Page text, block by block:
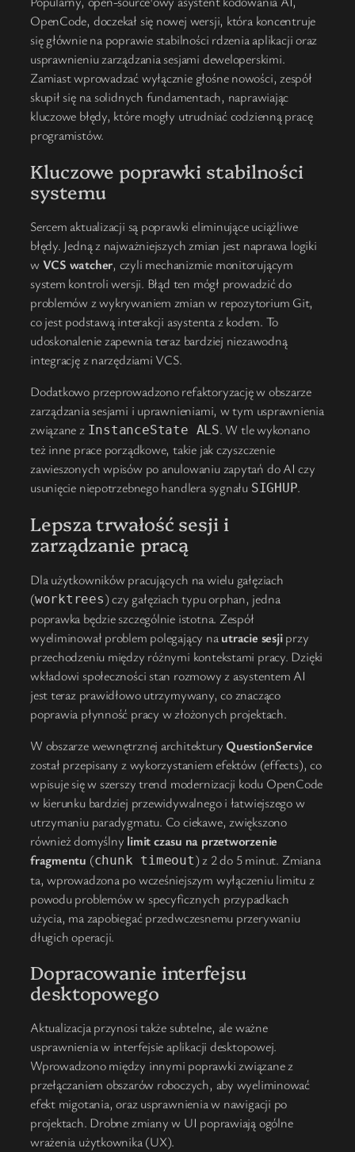
OpenCode, doczekał się nowej wersji, która koncentruje
się głównie na poprawie stabilności rdzenia aplikacji oraz
usprawnieniu zarządzania sesjami deweloperskimi.
Zamiast wprowadzać wyłącznie głośne nowości, zespół
skupił się na solidnych fundamentach, naprawiając
kluczowe błędy, które mogły utrudniać codzienną pracę
programistów.
Kluczowe poprawki stabilności
systemu
Sercem aktualizacji są poprawki eliminujące uciążliwe
błędy. Jedną z najważniejszych zmian jest naprawa logiki
wVCS watcher, czyli mechanizmie monitorującym
system kontroli wersji. Błąd ten mógł prowadzić do
problemów z wykrywaniem zmian w repozytorium Git,
co jest podstawą interakcji asystenta z kodem. To
udoskonalenie zapewnia teraz bardziej niezawodną
integrację z narzędziami VCS.
Dodatkowo przeprowadzono refaktoryzację w obszarze
zarządzania sesjami i uprawnieniami, w tym usprawnienia
związane z InstanceState ALS. W tle wykonano
też inne prace porządkowe, takie jak czyszczenie
zawieszonych wpisów po anulowaniu zapytań do AI czy
usunięcie niepotrzebnego handlera sygnału SIGHUP.
Lepsza trwałość sesji i
zarządzanie pracą
Dla użytkowników pracujących na wielu gałęziach
(worktrees) czy gałęziach typu orphan, jedna
poprawka będzie szczególnie istotna. Zespół
wyeliminował problem polegający nautracie sesjiprzy
przechodzeniu między różnymi kontekstami pracy. Dzięki
wkładowi społeczności stan rozmowy z asystentem AI
jest teraz prawidłowo utrzymywany, co znacząco
poprawia płynność pracy w złożonych projektach.
W obszarze wewnętrznej architektury QuestionService
został przepisany z wykorzystaniem efektów (effects), co
wpisuje się w szerszy trend modernizacji kodu OpenCode
w kierunku bardziej przewidywalnego i łatwiejszego w
utrzymaniu paradygmatu. Co ciekawe, zwiększono
również domyślny limit czasu na przetworzenie
fragmentu (chunk timeout) z 2 do 5 minut. Zmiana
ta, wprowadzona po wcześniejszym wyłączeniu limitu z
powodu problemów w specyficznych przypadkach
użycia, ma zapobiegać przedwczesnemu przerywaniu
długich operacji.
Dopracowanie interfejsu
desktopowego
Aktualizacja przynosi także subtelne, ale ważne
usprawnienia w interfejsie aplikacji desktopowej.
Wprowadzono między innymi poprawki związane z
przełączaniem obszarów roboczych, aby wyeliminować
efekt migotania, oraz usprawnienia w nawigacji po
projektach. Drobne zmiany w UI poprawiają ogólne
wrażenia użytkownika (UX).